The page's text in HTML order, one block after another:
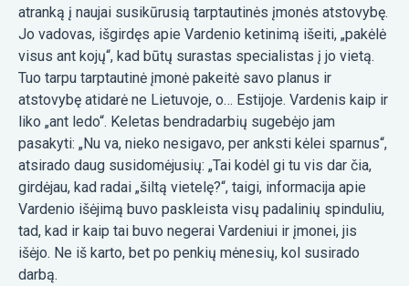
atranką į naujai susikūrusią tarptautinės įmonės atstovybę.
Jo vadovas, išgirdęs apie Vardenio ketinimą išeiti, „pakėlė
visus ant kojų“, kad būtų surastas specialistas į jo vietą.
Tuo tarpu tarptautinė įmonė pakeitė savo planus ir
atstovybę atidarė ne Lietuvoje, o… Estijoje. Vardenis kaip ir
liko „ant ledo“. Keletas bendradarbių sugebėjo jam
pasakyti: „Nu va, nieko nesigavo, per anksti kėlei sparnus“,
atsirado daug susidomėjusių: „Tai kodėl gi tu vis dar čia,
girdėjau, kad radai „šiltą vietelę?“, taigi, informacija apie
Vardenio išėjimą buvo paskleista visų padalinių spinduliu,
tad, kad ir kaip tai buvo negerai Vardeniui ir įmonei, jis
išėjo. Ne iš karto, bet po penkių mėnesių, kol susirado
darbą.